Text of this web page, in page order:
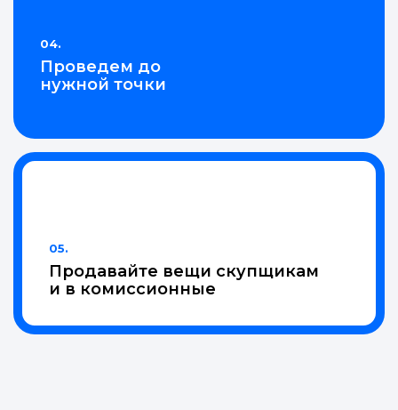
04.
Проведем до
нужной точки
05.
Продавайте вещи скупщикам
и в комиссионные